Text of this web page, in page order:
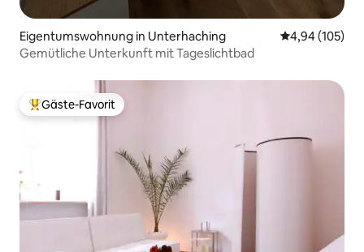
Eigentumswohnung in Unterhaching
4,94 (105)
Gemütliche Unterkunft mit Tageslichtbad
Beliebter Gäste-Favorit.
Gäste-Favorit